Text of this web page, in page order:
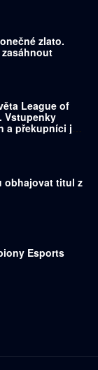
zlato.
League of
Vstupenky
a překupníci je
obhajovat titul z
Esports